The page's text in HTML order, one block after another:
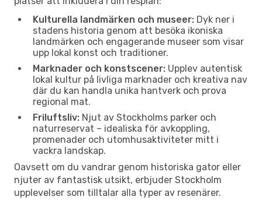
Kulturella landmärken och museer: Dyk ner i
stadens historia genom att besöka ikoniska
landmärken och engagerande museer som visar
upp lokal konst och traditioner.
Marknader och konstscener: Upplev autentisk
lokal kultur på livliga marknader och kreativa nav
där du kan handla unika hantverk och prova
regional mat.
Friluftsliv: Njut av Stockholms parker och
naturreservat – idealiska för avkoppling,
promenader och utomhusaktiviteter mitt i
vackra landskap.
Oavsett om du vandrar genom historiska gator eller
njuter av fantastisk utsikt, erbjuder Stockholm
upplevelser som tilltalar alla typer av resenärer.